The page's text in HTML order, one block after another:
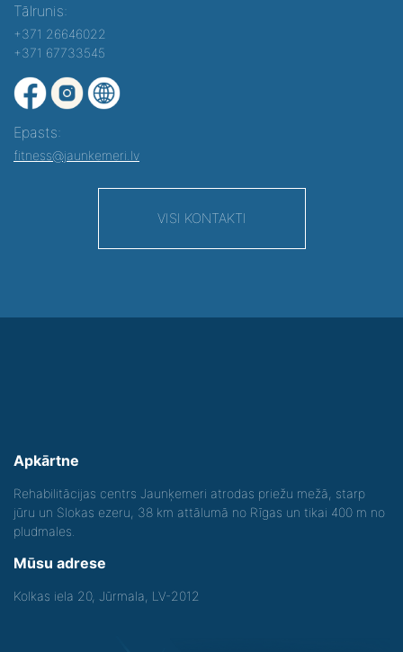
Tālrunis:
+371 26646022
+371 67733545
Epasts:
fitness@jaunkemeri.lv
VISI KONTAKTI
Apkārtne
Rehabilitācijas centrs Jaunķemeri atrodas priežu mežā, starp
jūru un Slokas ezeru, 38 km attālumā no Rīgas un tikai 400 m no
pludmales.
Mūsu adrese
Kolkas iela 20, Jūrmala, LV-2012